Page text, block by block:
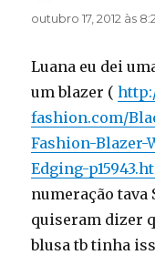
outubro 17, 2012 às
Luana eu dei
um blazer (
fashion.com/
Fashion-Blazer-
Edging-
numeração tava
quiseram dizer
blusa tb tinha